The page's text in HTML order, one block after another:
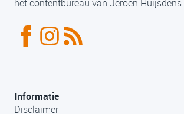
het contentbureau van Jeroen Huijsdens.
Informatie
Disclaimer